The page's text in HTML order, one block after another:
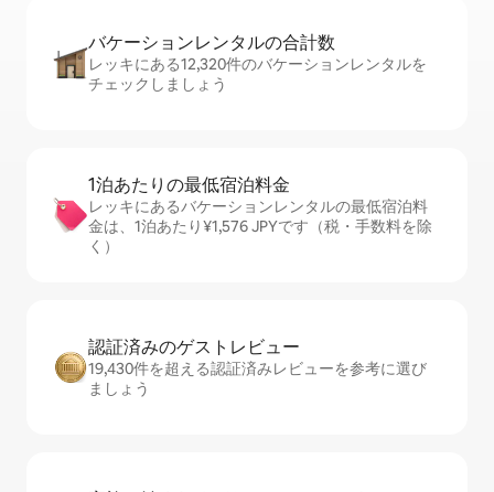
バケーションレ⁠ン⁠タ⁠ル⁠の合⁠計⁠数
レッキにある12,320件のバケーションレンタルを
チェックしましょう
1泊あたりの最⁠低⁠宿⁠泊⁠料⁠金
レッキにあるバケーションレンタルの最低宿泊料
金は、1泊あたり¥1,576 JPYです（税・手数料を除
く）
認証済みのゲ⁠ス⁠ト⁠レ⁠ビ⁠ュ⁠ー
19,430件を超える認証済みレビューを参考に選び
ましょう